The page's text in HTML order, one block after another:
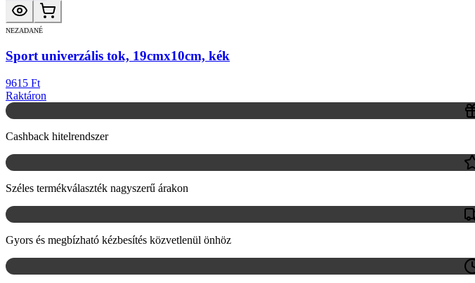
NEZADANÉ
Sport univerzális tok, 19cmx10cm, kék
9615 Ft
Raktáron
Cashback hitelrendszer
Széles termékválaszték nagyszerű árakon
Gyors és megbízható kézbesítés közvetlenül önhöz